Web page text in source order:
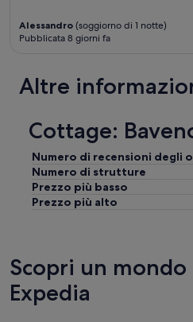
Alessandro (soggiorno di 1 notte)
Pubblicata 8 giorni fa
Altre
Cottage:
Numero di recensioni degli
Numero di strutture
Prezzo più basso
Prezzo più alto
Scopri un
Expedia